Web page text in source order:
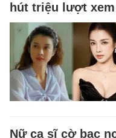
hút triệu lượt
Nữ ca sĩ cờ bạc